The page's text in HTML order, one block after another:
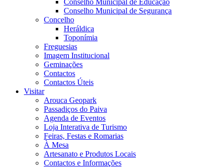
Conselho Municipal de Educação
Conselho Municipal de Segurança
Concelho
Heráldica
Toponímia
Freguesias
Imagem Institucional
Geminações
Contactos
Contactos Úteis
Visitar
Arouca Geopark
Passadiços do Paiva
Agenda de Eventos
Loja Interativa de Turismo
Feiras, Festas e Romarias
À Mesa
Artesanato e Produtos Locais
Contactos e Informações